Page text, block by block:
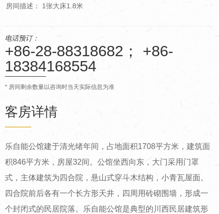
房间描述： 1张大床1.8米
电话预订：
+86-28-88318682； +86-
18384168554
* 房间剩余数量以咨询时当天实际信息为准
客房详情
乐自能公馆建于清光绪年间，占地面积1708平方米，建筑面
积846平方米，房屋32间。公馆坐西向东，大门采用门罩
式，主体建筑为四合院，悬山式穿斗木结构，小青瓦屋面。
四合院前后各有一个长方形天井，四周用砖砌围墙，形成一
个封闭式的民居院落。乐自能公馆是典型的川西民居建筑形